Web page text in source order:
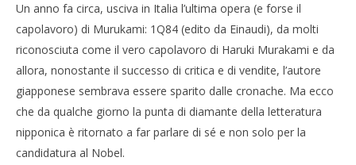
Scommesse da Nobel
02/10/2012
Redazione
Un anno fa circa, usciva in Italia l’ultima opera (e forse il
capolavoro) di Murukami: 1Q84 (edito da Einaudi), da molti
riconosciuta come il vero capolavoro di Haruki Murakami e da
allora, nonostante il successo di critica e di vendite, l’autore
giapponese sembrava essere sparito dalle cronache. Ma ecco
che da qualche giorno la punta di diamante della letteratura
nipponica è ritornato a far parlare di sé e non solo per la
candidatura al Nobel.